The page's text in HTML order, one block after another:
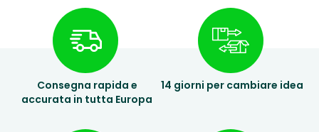
Consegna rapida e
accurata in tutta Europa
14 giorni per cambiare idea